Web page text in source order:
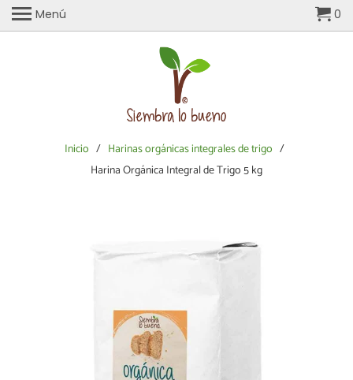
Menú 0
Inicio / Harinas orgánicas integrales de trigo /
Harina Orgánica Integral de Trigo 5 kg